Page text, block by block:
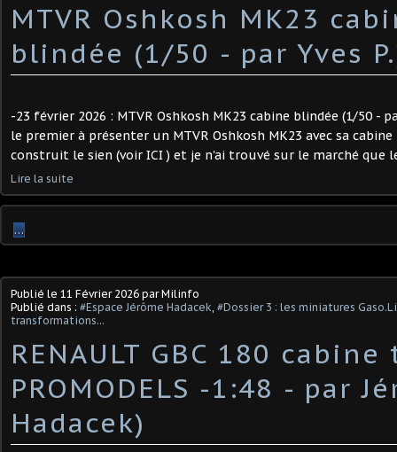
MTVR Oshkosh MK23
blindée (1/50 - par Yves
-23 février 2026 : MTVR Oshkosh MK23 cabine blindée (1/50 -
le premier à présenter un MTVR Oshkosh MK23 avec sa cabine
construit le sien (voir ICI ) et je n'ai trouvé sur le marché que
Lire la suite
…
Publié le 11 Février 2026 par Milinfo
Publié dans : #Espace Jérôme Hadacek, #Dossier 3 : les miniatures
transformations...
RENAULT GBC 180
PROMODELS -1:48 - par
Hadacek)